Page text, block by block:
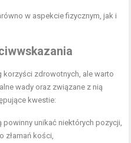
w aspekcie fizycznym, jak i
korzyści zdrowotnych, ale warto
wady oraz związane z nią
kwestie:
unikać niektórych pozycji,
złamań kości,